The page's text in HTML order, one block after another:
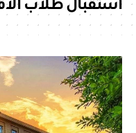
استقبال طلاب